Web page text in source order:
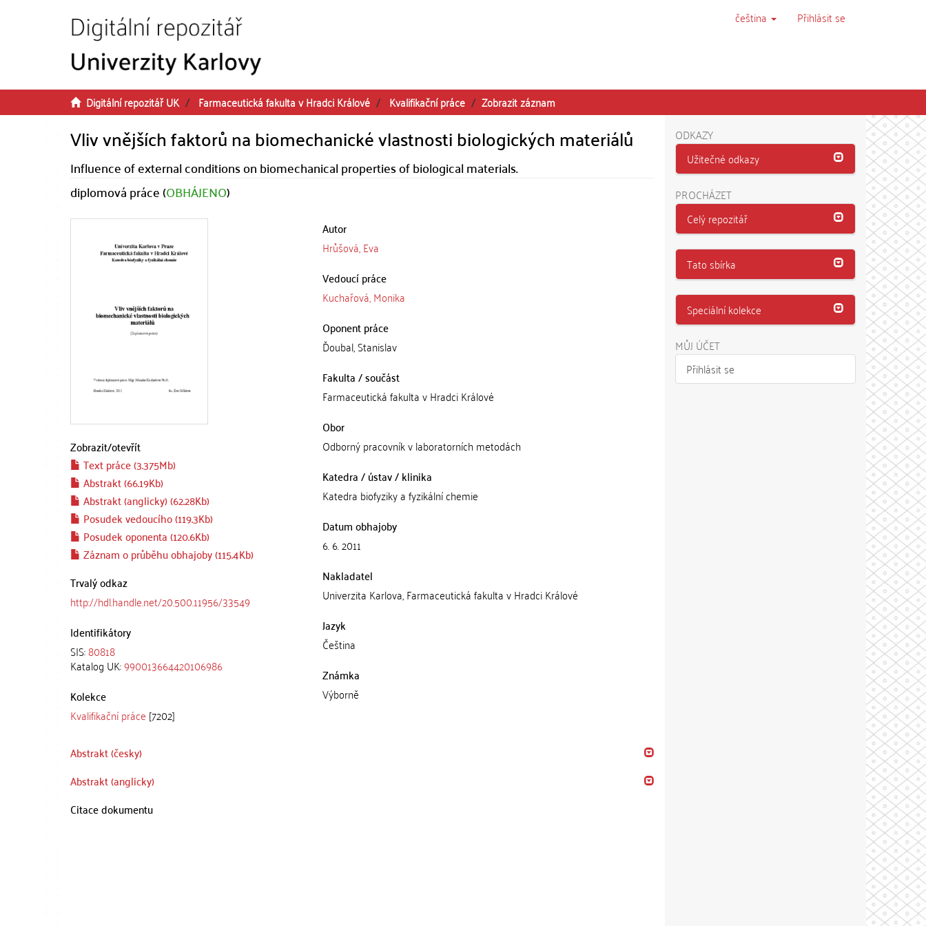
čeština Přihlásit se
Digitální repozitář UK Farmaceutická fakulta v Hradci Králové Kvalifikační práce Zobrazit záznam
Vliv vnějších faktorů na biomechanické vlastnosti biologických materiálů
Influence of external conditions on biomechanical properties of biological materials.
diplomová práce (OBHÁJENO)
Zobrazit/otevřít
Text práce (3.375Mb)
Abstrakt (66.19Kb)
Abstrakt (anglicky) (62.28Kb)
Posudek vedoucího (119.3Kb)
Posudek oponenta (120.6Kb)
Záznam o průběhu obhajoby (115.4Kb)
Trvalý odkaz
http://hdl.handle.net/20.500.11956/33549
Identifikátory
SIS:80818
Katalog UK:990013664420106986
Kolekce
Kvalifikační práce [7202]
Autor
Hrůšová, Eva
Vedoucí práce
Kuchařová, Monika
Oponent práce
Ďoubal, Stanislav
Fakulta / součást
Farmaceutická fakulta v Hradci Králové
Obor
Odborný pracovník v laboratorních metodách
Katedra / ústav / klinika
Katedra biofyziky a fyzikální chemie
Datum obhajoby
6. 6. 2011
Nakladatel
Univerzita Karlova, Farmaceutická fakulta v Hradci Králové
Jazyk
Čeština
Známka
Výborně
Abstrakt (česky)
Abstrakt (anglicky)
Citace dokumentu
ODKAZY
Užitečné odkazy
PROCHÁZET
Celý repozitář
Tato sbírka
Speciální kolekce
MŮJ ÚČET
Přihlásit se